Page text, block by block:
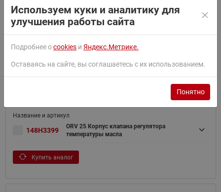
Товары серии
Сортировать по: По умолчанию
148H3399
ORV 25 Корпус клапана регулятора
температуры масла
Купить аналог
Используем куки и аналитику для
улучшения работы сайта
Подробнее оcookies и Яндекс.Метрике.
Оставаясь на сайте, вы соглашаетесь с их использованием.
Понятно